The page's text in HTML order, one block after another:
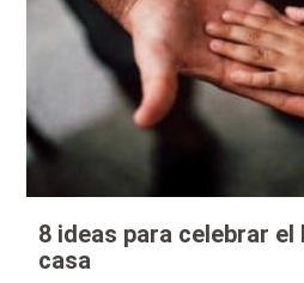
8 ideas para celebrar el
casa